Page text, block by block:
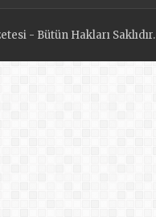
- Bütün Hakları Saklıdır.